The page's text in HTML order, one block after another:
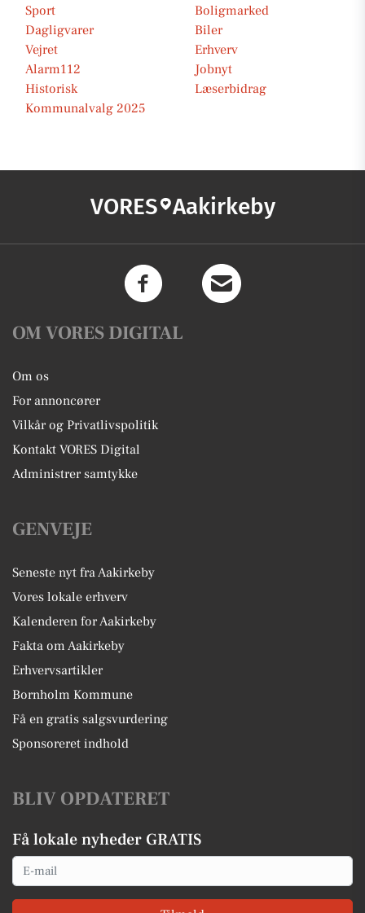
Sport
Boligmarked
Dagligvarer
Biler
Vejret
Erhverv
Alarm112
Jobnyt
Historisk
Læserbidrag
Kommunalvalg 2025
VORES Aakirkeby
OM VORES DIGITAL
Om os
For annoncører
Vilkår og Privatlivspolitik
Kontakt VORES Digital
Administrer samtykke
GENVEJE
Seneste nyt fra Aakirkeby
Vores lokale erhverv
Kalenderen for Aakirkeby
Fakta om Aakirkeby
Erhvervsartikler
Bornholm Kommune
Få en gratis salgsvurdering
Sponsoreret indhold
BLIV OPDATERET
Få lokale nyheder GRATIS
Email